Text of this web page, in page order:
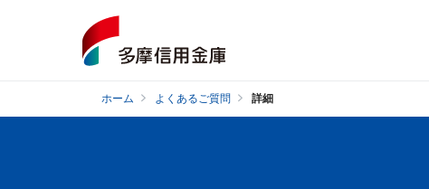
ホーム よくあるご質問 詳細